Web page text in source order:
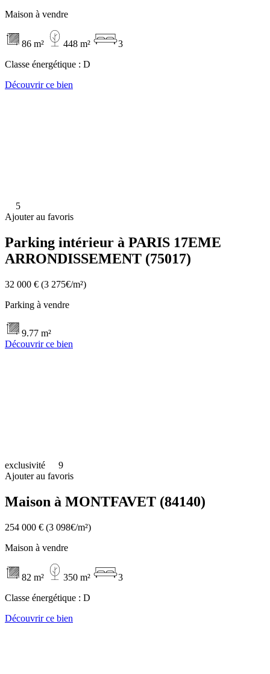
Maison à vendre
86 m² 448 m²
3
Classe énergétique : D
Découvrir ce bien
5
Ajouter au favoris
Parking intérieur à PARIS 17EME
ARRONDISSEMENT (75017)
32 000 € (3 275€/m²)
Parking à vendre
9.77 m²
Découvrir ce bien
exclusivité
9
Ajouter au favoris
Maison à MONTFAVET (84140)
254 000 € (3 098€/m²)
Maison à vendre
82 m² 350 m²
3
Classe énergétique : D
Découvrir ce bien